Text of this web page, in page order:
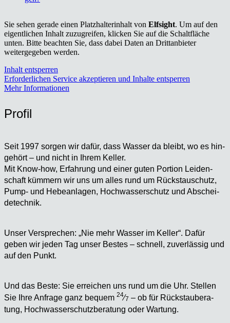
Sie sehen gerade einen Platzhalterinhalt von Elfsight. Um auf den
eigentlichen Inhalt zuzugreifen, klicken Sie auf die Schaltfläche
unten. Bitte beachten Sie, dass dabei Daten an Drittanbieter
weitergegeben werden.
Inhalt entsperren
Erforderlichen Service akzeptieren und Inhalte entsperren
Mehr Informationen
Pro­fil
Seit 1997 sor­gen wir dafür, dass Was­ser da bleibt, wo es hin­
ge­hört – und nicht in Ihrem Kel­ler.
Mit Know-how, Erfah­rung und einer guten Por­ti­on Lei­den­
schaft küm­mern wir uns um alles rund um Rückstau­schutz,
Pump- und Hebe­an­la­gen, Hoch­was­ser­schutz und Abschei­
de­tech­nik.
Unser Ver­spre­chen: „Nie mehr Was­ser im Kel­ler“. Dafür
geben wir jeden Tag unser Bes­tes – schnell, zuver­läs­sig und
auf den Punkt.
Und das Bes­te: Sie errei­chen uns rund um die Uhr. Stel­len
Sie Ihre Anfra­ge ganz bequem 24⁄7 – ob für Rück­stau­be­ra­
tung, Hoch­was­ser­schutz­be­ra­tung oder War­tung.